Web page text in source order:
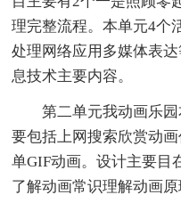
理完整流程。本单元4个
处理网络应用多媒体表
息技术主要内容。
第二单元我动画乐
要包括上网搜索欣赏动
单GIF动画。设计主要目
了解动画常识理解动画